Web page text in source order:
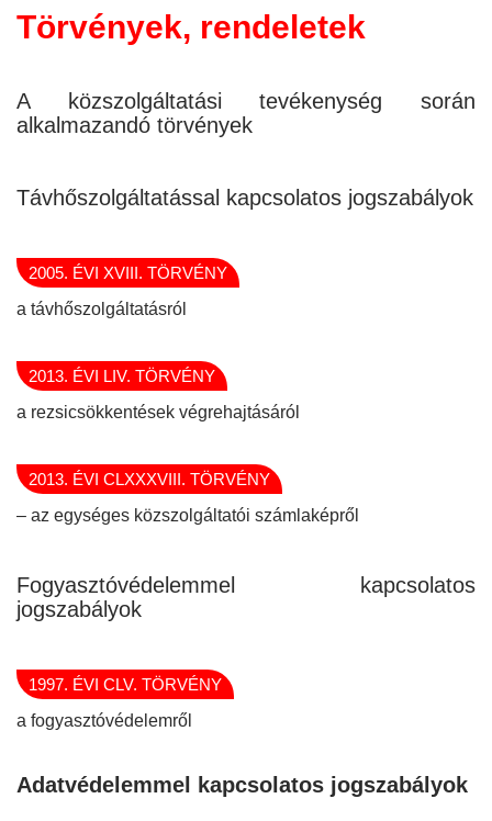
Törvények, rendeletek
A közszolgáltatási tevékenység során
alkalmazandó törvények
Távhőszolgáltatással kapcsolatos jogszabályok
2005. ÉVI XVIII. TÖRVÉNY
a távhőszolgáltatásról
2013. ÉVI LIV. TÖRVÉNY
a rezsicsökkentések végrehajtásáról
2013. ÉVI CLXXXVIII. TÖRVÉNY
– az egységes közszolgáltatói számlaképről
Fogyasztóvédelemmel kapcsolatos
jogszabályok
1997. ÉVI CLV. TÖRVÉNY
a fogyasztóvédelemről
Adatvédelemmel kapcsolatos jogszabályok